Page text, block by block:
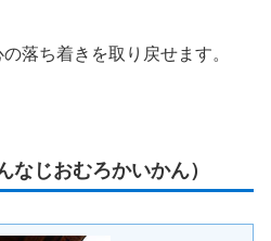
落ち着きを取り戻せます。
なじおむろかいかん）